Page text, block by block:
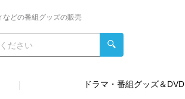
どの番組グッズの販売
ドラマ・番組グッズ＆DVD